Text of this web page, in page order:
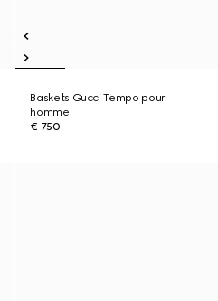
Baskets Gucci Tempo pour
homme
€ 750